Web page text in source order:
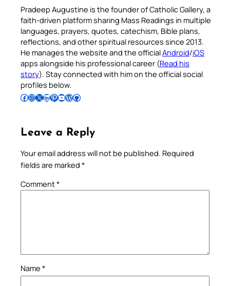
Pradeep Augustine is the founder of Catholic Gallery, a
faith-driven platform sharing Mass Readings in multiple
languages, prayers, quotes, catechism, Bible plans,
reflections, and other spiritual resources since 2013.
He manages the website and the officialAndroid/iOS
apps alongside his professional career (Read his
story). Stay connected with him on the official social
profiles below.
Follow Pradeep on Facebook Follow Pradeep on InstagramFollow Pradeep on X Follow Pradeep on LinkedIn Follow Pradeep on Pinterest Subscribe to Pradeep’s Youtube Channel Follow Pradeep on WordPress Follow Pradeep on GitHub
Leave a Reply
Your email address will not be published. Required
fields are marked *
Comment*
Name *